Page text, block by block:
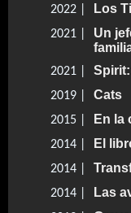
2022 | Los
2021 |
Un
2021 | Spirit:
2019 | Cats
2015 | En la
2014 | El
2014 |
2014 | Las